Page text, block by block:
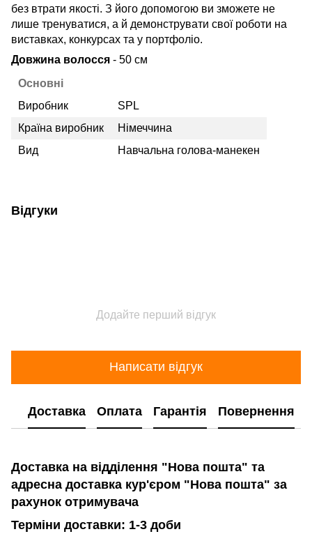
без втрати якості. З його допомогою ви зможете не
лише тренуватися, а й демонструвати свої роботи на
виставках, конкурсах та у портфоліо.
Довжина волосся - 50 см
Основні
Виробник
SPL
Країна виробник
Німеччина
Вид
Навчальна голова-манекен
Відгуки
Додайте перший відгук
Написати відгук
Доставка Оплата Гарантія Повернення
Доставка на відділення "Нова пошта" та
адресна доставка кур'єром "Нова пошта" за
рахунок отримувача
Терміни доставки: 1-3 доби